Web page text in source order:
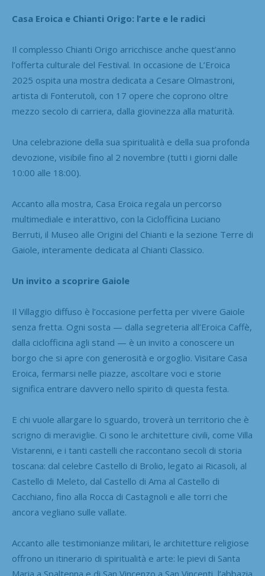
Casa Eroica e Chianti Origo: l’arte e le radici
Il complesso Chianti Origo arricchisce anche quest’anno
l’offerta culturale del Festival. In occasione de L’Eroica
2025 ospita una mostra dedicata a Cesare Olmastroni,
artista di Fonterutoli, con 17 opere che coprono oltre
mezzo secolo di carriera, dalla giovinezza alla maturità.
Una celebrazione della sua spiritualità e della sua profonda
devozione, visibile fino al 2 novembre (tutti i giorni dalle
10:00 alle 18:00).
Accanto alla mostra, Casa Eroica regala un percorso
multimediale e interattivo, con la Ciclofficina Luciano
Berruti, il Museo alle Origini del Chianti e la sezione Terre di
Gaiole, interamente dedicata al Chianti Classico.
Un invito a scoprire Gaiole
Il Villaggio diffuso è l’occasione perfetta per vivere Gaiole
senza fretta. Ogni sosta — dalla segreteria all’Eroica Caffè,
dalla ciclofficina agli stand — è un invito a conoscere un
borgo che si apre con generosità e orgoglio. Visitare Casa
Eroica, fermarsi nelle piazze, ascoltare voci e storie
significa entrare davvero nello spirito di questa festa.
E chi vuole allargare lo sguardo, troverà un territorio che è
scrigno di meraviglie. Ci sono le architetture civili, come Villa
Vistarenni, e i tanti castelli che raccontano secoli di storia
toscana: dal celebre Castello di Brolio, legato ai Ricasoli, al
Castello di Meleto, dal Castello di Ama al Castello di
Cacchiano, fino alla Rocca di Castagnoli e alle torri che
ancora vegliano sulle vallate.
Accanto alle testimonianze militari, le architetture religiose
offrono un itinerario di spiritualità e arte: le pievi di Santa
Maria a Spaltenna e di San Vincenzo a San Vincenti, l’abbazia